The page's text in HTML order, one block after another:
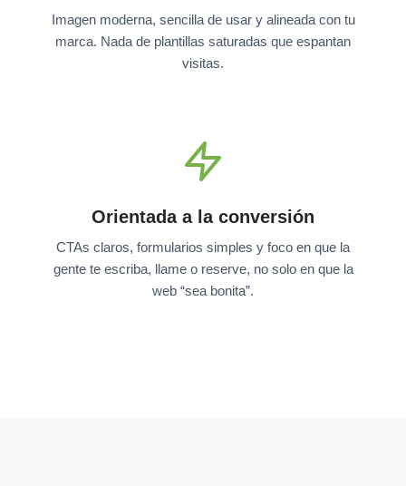
Imagen moderna, sencilla de usar y alineada con tu
marca. Nada de plantillas saturadas que espantan
visitas.
Orientada a la conversión
CTAs claros, formularios simples y foco en que la
gente te escriba, llame o reserve, no solo en que la
web “sea bonita”.